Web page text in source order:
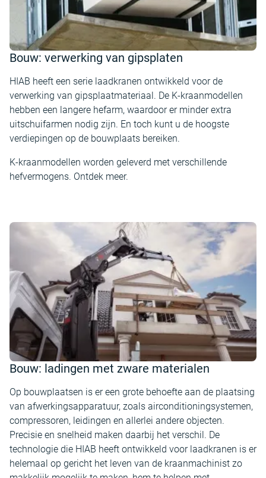
Bouw: verwerking van gipsplaten
HIAB heeft een serie laadkranen ontwikkeld voor de
verwerking van gipsplaatmateriaal. De K-kraanmodellen
hebben een langere hefarm, waardoor er minder extra
uitschuifarmen nodig zijn. En toch kunt u de hoogste
verdiepingen op de bouwplaats bereiken.
K-kraanmodellen worden geleverd met verschillende
hefvermogens. Ontdek meer.
Bouw: ladingen met zware materialen
Op bouwplaatsen is er een grote behoefte aan de plaatsing
van afwerkingsapparatuur, zoals airconditioningsystemen,
compressoren, leidingen en allerlei andere objecten.
Precisie en snelheid maken daarbij het verschil. De
technologie die HIAB heeft ontwikkeld voor laadkranen is er
helemaal op gericht het leven van de kraanmachinist zo